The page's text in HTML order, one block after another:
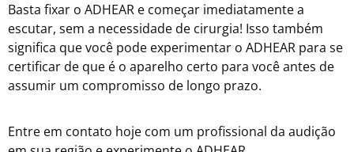
Basta fixar o ADHEAR e começar imediatamente a
escutar, sem a necessidade de cirurgia! Isso também
significa que você pode experimentar o ADHEAR para se
certificar de que é o aparelho certo para você antes de
assumir um compromisso de longo prazo.
Entre em contato hoje com um profissional da audição